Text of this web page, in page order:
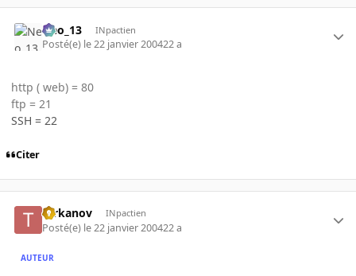
Neo_13 INpactien
Posté(e) le 22 janvier 200422 a
http ( web) = 80
ftp = 21
SSH = 22
Citer
tarkanov INpactien
Posté(e) le 22 janvier 200422 a
AUTEUR